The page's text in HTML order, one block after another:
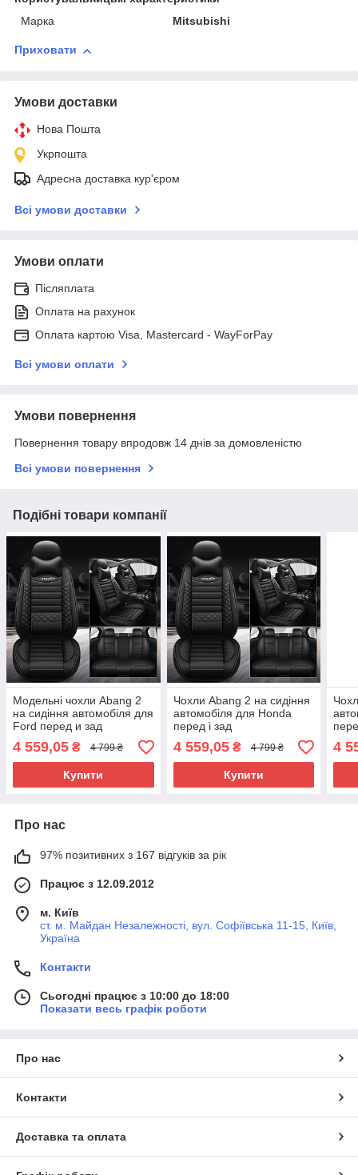
Марка
Mitsubishi
Приховати
Умови доставки
Нова Пошта
Укрпошта
Адресна доставка кур'єром
Всі умови доставки
Умови оплати
Післяплата
Оплата на рахунок
Оплата картою Visa, Mastercard - WayForPay
Всі умови оплати
Умови повернення
Повернення товару впродовж 14 днів за домовленістю
Всі умови повернення
Подібні товари компанії
Модельні чохли Abang 2
на сидіння автомобіля для
Ford перед и зад
4 559,05 ₴ 4 799 ₴
Купити
Чохли Abang 2 на сидіння
автомобіля для Honda
перед і зад
4 559,05₴ 4 799 ₴
Купити
4
Про нас
97% позитивних з 167 відгуків за рік
Працює з 12.09.2012
м. Київ
ст. м. Майдан Незалежності, вул. Софіївська 11-15, Київ,
Україна
Контакти
Сьогодні працює з 10:00 до 18:00
Показати весь графік роботи
Про нас
Контакти
Доставка та оплата